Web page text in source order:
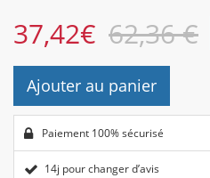
37,42€ 62,36 €
Ajouter au panier
Paiement 100% sécurisé
14j pour changer d’avis